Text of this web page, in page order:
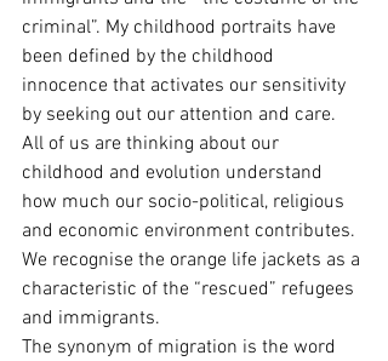
criminal”. My childhood portraits have
been defined by the childhood
innocence that activates our sensitivity
by seeking out our attention and care.
All of us are thinking about our
childhood and evolution understand
how much our socio-political, religious
and economic environment contributes.
We recognise the orange life jackets as a
characteristic of the “rescued” refugees
and immigrants.
The synonym of migration is the word